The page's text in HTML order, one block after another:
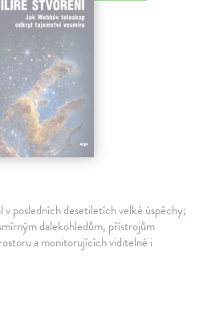
v posledních desetiletích velké úspěchy;
dalekohledům, přístrojům
a monitorujících viditelné i